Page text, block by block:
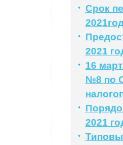
Срок
2021
16
№8 по
2021